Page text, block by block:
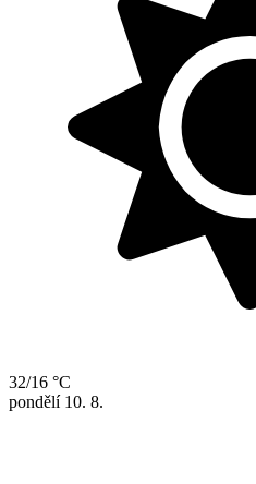
32/16 °C
pondělí 10. 8.